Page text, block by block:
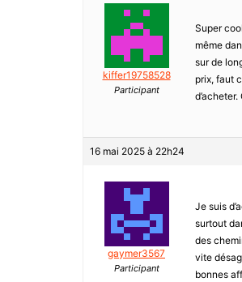
kiffer19758528
Participant
Super
même
sur de
prix, faut
16 mai 2025 à 22h24
gaymer3567
Participant
Je suis
surtout
des
vite
bonnes